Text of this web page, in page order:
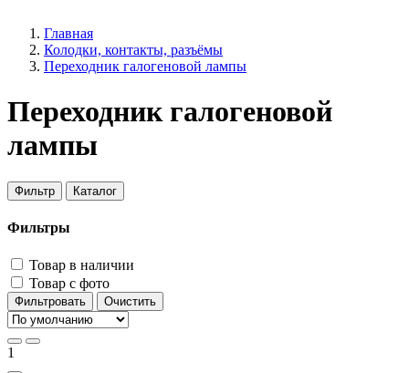
Главная
Колодки, контакты, разъёмы
Переходник галогеновой лампы
Переходник галогеновой
лампы
Фильтр Каталог
Фильтры
Товар в наличии
Товар с фото
Фильтровать Очистить
1